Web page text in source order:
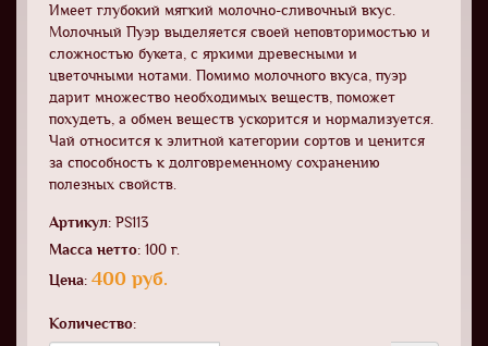
Имеет глубокий мягкий молочно-сливочный вкус.
Молочный Пуэр выделяется своей неповторимостью и
сложностью букета, с яркими древесными и
цветочными нотами. Помимо молочного вкуса, пуэр
дарит множество необходимых веществ, поможет
похудеть, а обмен веществ ускорится и нормализуется.
Чай относится к элитной категории сортов и ценится
за способность к долговременному сохранению
полезных свойств.
Артикул: PS113
Масса нетто: 100 г.
Цена:400 руб.
Количество: